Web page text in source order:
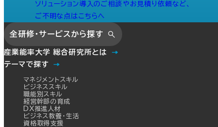
ソリューション導入のご相談やお見積り依頼など、
ご不明な点はこちらへ
全研修・サービスから探す
産業能率大学 総合研究所とは
テーマで探す
マネジメントスキル
ビジネススキル
職能別スキル
経営幹部の育成
DX推進人材
ビジネス教養・生活
資格取得支援